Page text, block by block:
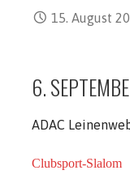
15. August
6.
ADAC
Clubsport-Slalom